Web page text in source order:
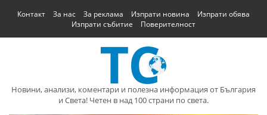
Контакт За нас За реклама Изпрати новина
Изпрати обява
Изпрати събитие
Поверителност
Новини, анализи, коментари и полезна информация от България
и Света! Четен в над 100 страни по света.